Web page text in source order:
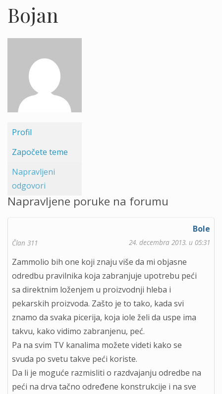
Bojan
Profil
Započete teme
Napravljeni
odgovori
Napravljene poruke na forumu
Bole
Član 311 24. decembra 2013. u 05:31
Zammolio bih one koji znaju više da mi objasne
odredbu pravilnika koja zabranjuje upotrebu peći
sa direktnim loženjem u proizvodnji hleba i
pekarskih proizvoda. Zašto je to tako, kada svi
znamo da svaka picerija, koja iole želi da uspe ima
takvu, kako vidimo zabranjenu, peć.
Pa na svim TV kanalima možete videti kako se
svuda po svetu takve peći koriste.
Da li je moguće razmisliti o razdvajanju odredbe na
peći na drva tačno određene konstrukcije i na sve